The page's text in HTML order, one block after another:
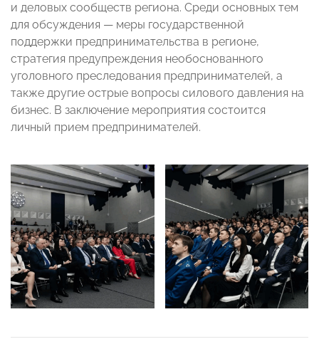
и деловых сообществ региона. Среди основных тем
для обсуждения — меры государственной
поддержки предпринимательства в регионе,
стратегия предупреждения необоснованного
уголовного преследования предпринимателей, а
также другие острые вопросы силового давления на
бизнес. В заключение мероприятия состоится
личный прием предпринимателей.